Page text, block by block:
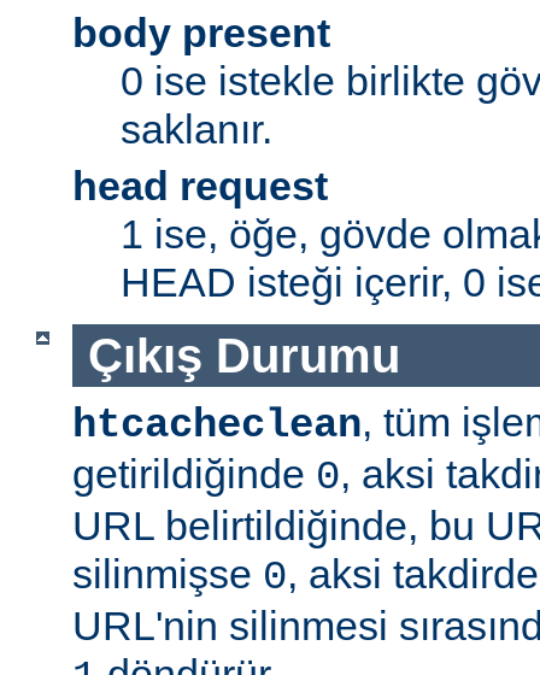
body present
0 ise istekle birlikte
saklanır.
head request
1 ise, öğe, gövde
HEAD isteği içerir, 0
Çıkış Durumu
htcacheclean, tüm
getirildiğinde 0, aksi
URL belirtildiğinde, bu
silinmişse 0, aksi
URL'nin silinmesi